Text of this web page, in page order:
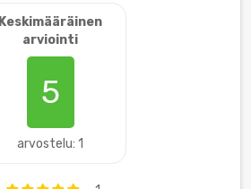
Keskimääräinen
arviointi
5
arvostelu: 1